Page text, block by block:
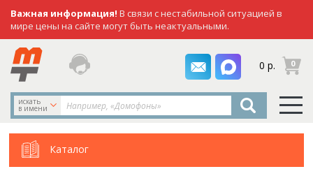
Важная информация! В связи с нестабильной ситуацией в
мире цены на сайте могут быть неактуальными.
0 р. 0
искать
в имени
Каталог